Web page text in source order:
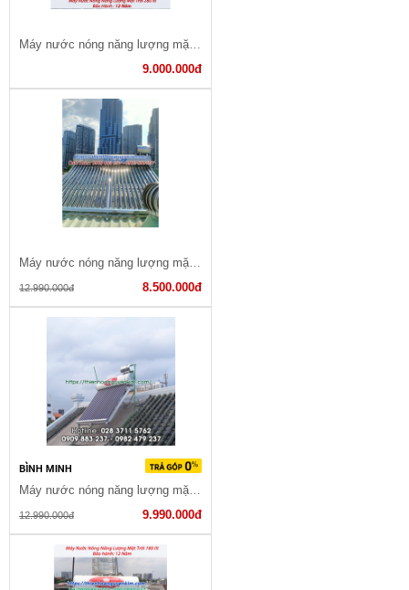
9.000.000đ
12.990.000đ 8.500.000đ
BÌNH MINH
12.990.000đ 9.990.000đ